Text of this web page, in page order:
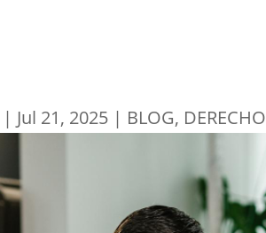
| Jul 21, 2025 | BLOG,